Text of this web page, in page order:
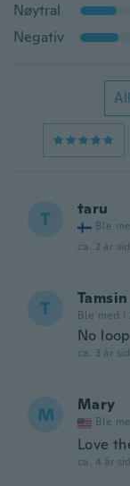
Nøytral
Negativ
T taru
Ble
ca. 2 år
T Tamsin
Ble med i
No
ca. 3 år
M Mary
Ble
Love
ca. 4 år